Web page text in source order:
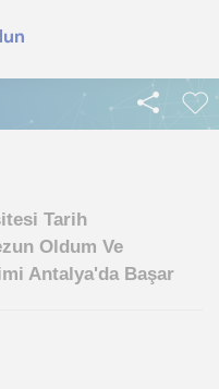
Tarih
Oldum Ve
Antalya'da Başar